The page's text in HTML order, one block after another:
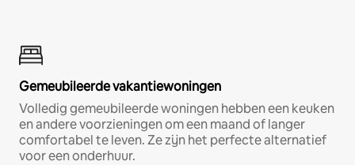
Gemeubileerde vakantiewoningen
Volledig gemeubileerde woningen hebben een keuken
en andere voorzieningen om een maand of langer
comfortabel te leven. Ze zijn het perfecte alternatief
voor een onderhuur.